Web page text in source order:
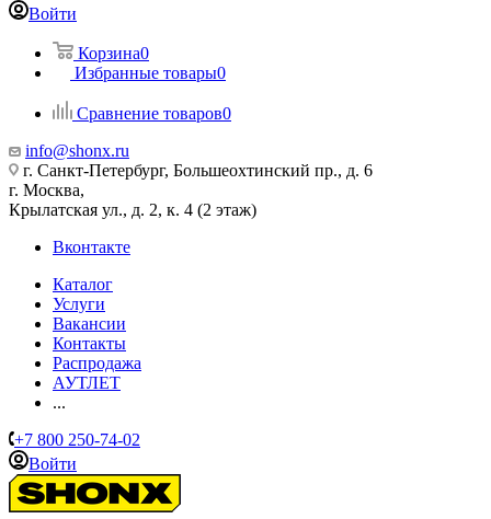
Войти
Корзина0
Избранные товары0
Сравнение товаров0
info@shonx.ru
г. Санкт-Петербург, Большеохтинский пр., д. 6
г. Москва,
Крылатская ул., д. 2, к. 4 (2 этаж)
Вконтакте
Каталог
Услуги
Вакансии
Контакты
Распродажа
АУТЛЕТ
...
+7 800 250-74-02
Войти